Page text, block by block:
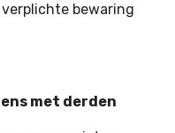
bewaring
met derden